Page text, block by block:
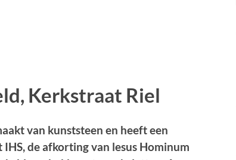
Kerkstraat Riel
van kunststeen en heeft een
de afkorting van lesus Hominum